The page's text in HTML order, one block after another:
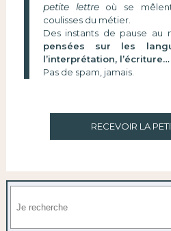
petite lettreoù se
coulisses du métier.
Des instants de pause au
pensées sur les
l’interprétation, l’écriture…
Pas de spam, jamais.
RECEVOIR LA